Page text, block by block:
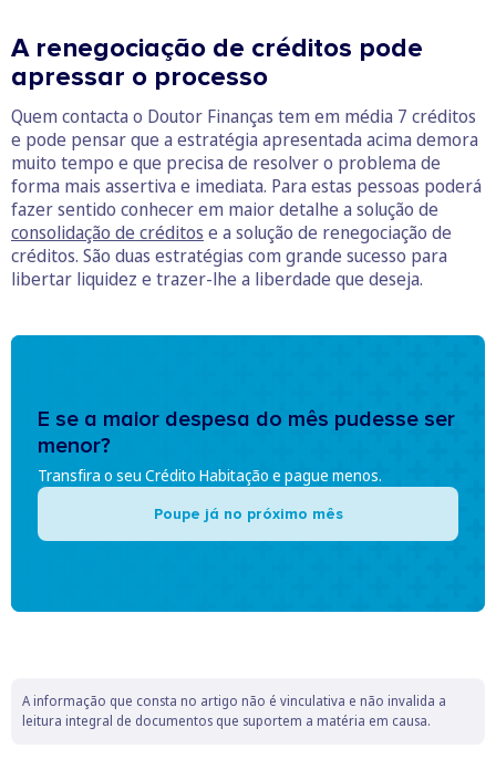
A renegociação de créditos pode
apressar o processo
Quem contacta o Doutor Finanças tem em média 7 créditos
e pode pensar que a estratégia apresentada acima demora
muito tempo e que precisa de resolver o problema de
forma mais assertiva e imediata. Para estas pessoas poderá
fazer sentido conhecer em maior detalhe a solução de
consolidação de créditos e a solução de renegociação de
créditos. São duas estratégias com grande sucesso para
libertar liquidez e trazer-lhe a liberdade que deseja.
E se a maior despesa do mês pudesse ser
menor?
Transfira o seu Crédito Habitação e pague menos.
Poupe já no próximo mês
A informação que consta no artigo não é vinculativa e não invalida a
leitura integral de documentos que suportem a matéria em causa.